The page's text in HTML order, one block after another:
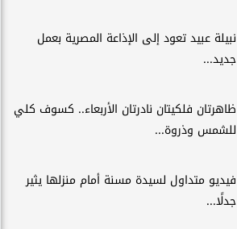
نبيلة عبيد تعود إلى الإذاعة المصرية بعمل
جديد...
ظاهرتان فلكيتان نادرتان الأربعاء.. كسوف كلي
للشمس وذروة...
فيديو متداول لسيدة مسنة أمام منزلها يثير
جدلًا...